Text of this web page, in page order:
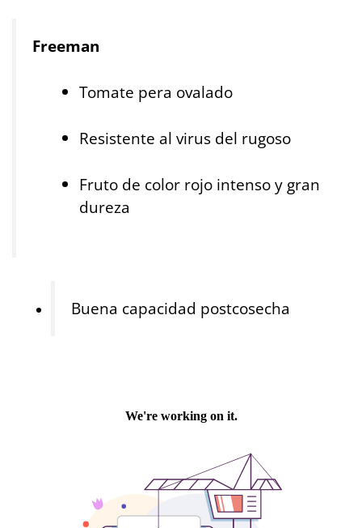
Freeman
Tomate pera ovalado
Resistente al virus del rugoso
Fruto de color rojo intenso y gran
dureza
Buena capacidad postcosecha